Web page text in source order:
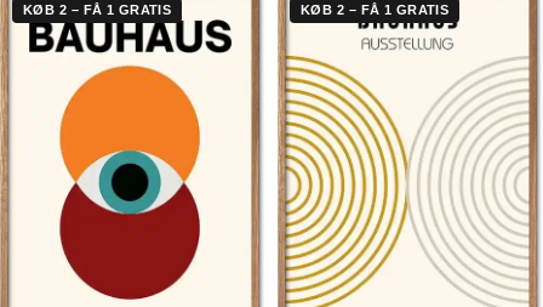
KØB 2 – FÅ 1 GRATIS KØB 2 – FÅ 1 GRATIS